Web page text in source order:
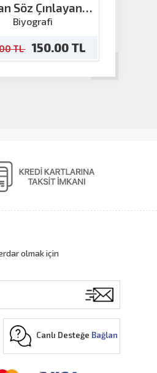
Söz Çınlayan
Zaman
Biyografi
TL 150.00 TL
olmak için
Canlı Desteğe Bağlan